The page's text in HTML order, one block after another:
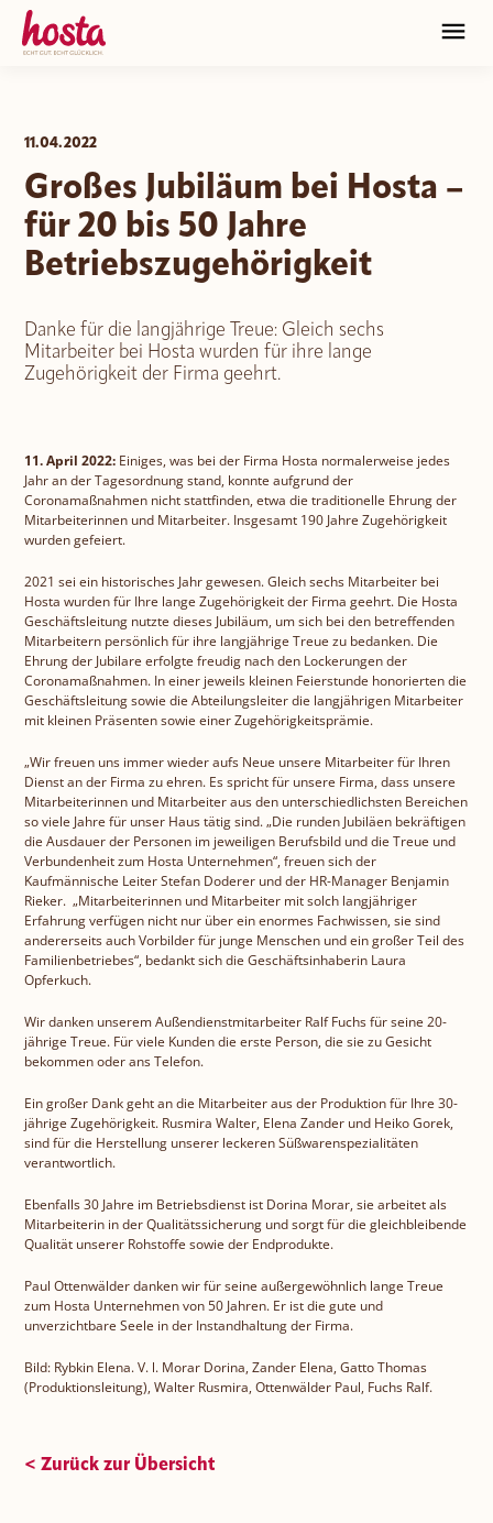
HOSTA Historie
HOSTA Kultur
HOSTA Anspruch
Verantwortung
HOSTA Zukunft
Unsere Marken
Nippon
ROMY
Amor di Pane
Pic-Nic BREAK
Karriere
Jobportal
Onlineshop
B2B Onlineshop
11.04.2022
Großes Jubiläum bei Hosta –
für 20 bis 50 Jahre
Betriebszugehörigkeit
Danke für die langjährige Treue: Gleich sechs
Mitarbeiter bei Hosta wurden für ihre lange
Zugehörigkeit der Firma geehrt.
11. April 2022: Einiges, was bei der Firma Hosta normalerweise jedes
Jahr an der Tagesordnung stand, konnte aufgrund der
Coronamaßnahmen nicht stattfinden, etwa die traditionelle Ehrung der
Mitarbeiterinnen und Mitarbeiter. Insgesamt 190 Jahre Zugehörigkeit
wurden gefeiert.
2021 sei ein historisches Jahr gewesen. Gleich sechs Mitarbeiter bei
Hosta wurden für Ihre lange Zugehörigkeit der Firma geehrt. Die Hosta
Geschäftsleitung nutzte dieses Jubiläum, um sich bei den betreffenden
Mitarbeitern persönlich für ihre langjährige Treue zu bedanken. Die
Ehrung der Jubilare erfolgte freudig nach den Lockerungen der
Coronamaßnahmen. In einer jeweils kleinen Feierstunde honorierten die
Geschäftsleitung sowie die Abteilungsleiter die langjährigen Mitarbeiter
mit kleinen Präsenten sowie einer Zugehörigkeitsprämie.
„Wir freuen uns immer wieder aufs Neue unsere Mitarbeiter für Ihren
Dienst an der Firma zu ehren. Es spricht für unsere Firma, dass unsere
Mitarbeiterinnen und Mitarbeiter aus den unterschiedlichsten Bereichen
so viele Jahre für unser Haus tätig sind. „Die runden Jubiläen bekräftigen
die Ausdauer der Personen im jeweiligen Berufsbild und die Treue und
Verbundenheit zum Hosta Unternehmen“, freuen sich der
Kaufmännische Leiter Stefan Doderer und der HR-Manager Benjamin
Rieker. „Mitarbeiterinnen und Mitarbeiter mit solch langjähriger
Erfahrung verfügen nicht nur über ein enormes Fachwissen, sie sind
andererseits auch Vorbilder für junge Menschen und ein großer Teil des
Familienbetriebes“, bedankt sich die Geschäftsinhaberin Laura
Opferkuch.
Wir danken unserem Außendienstmitarbeiter Ralf Fuchs für seine 20-
jährige Treue. Für viele Kunden die erste Person, die sie zu Gesicht
bekommen oder ans Telefon.
Ein großer Dank geht an die Mitarbeiter aus der Produktion für Ihre 30-
jährige Zugehörigkeit. Rusmira Walter, Elena Zander und Heiko Gorek,
sind für die Herstellung unserer leckeren Süßwarenspezialitäten
verantwortlich.
Ebenfalls 30 Jahre im Betriebsdienst ist Dorina Morar, sie arbeitet als
Mitarbeiterin in der Qualitätssicherung und sorgt für die gleichbleibende
Qualität unserer Rohstoffe sowie der Endprodukte.
Paul Ottenwälder danken wir für seine außergewöhnlich lange Treue
zum Hosta Unternehmen von 50 Jahren. Er ist die gute und
unverzichtbare Seele in der Instandhaltung der Firma.
Bild: Rybkin Elena. V. l. Morar Dorina, Zander Elena, Gatto Thomas
(Produktionsleitung), Walter Rusmira, Ottenwälder Paul, Fuchs Ralf.
< Zurück zur Übersicht